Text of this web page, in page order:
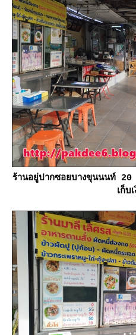
ร้านอยู่ปากซอยบางขุนนนท์
เก็บ